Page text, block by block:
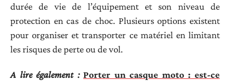
durée de vie de l’équipement et son niveau de
protection en cas de choc. Plusieurs options existent
pour organiser et transporter ce matériel en limitant
les risques de perte ou de vol.
A lire également : Porter un casque moto : est-ce